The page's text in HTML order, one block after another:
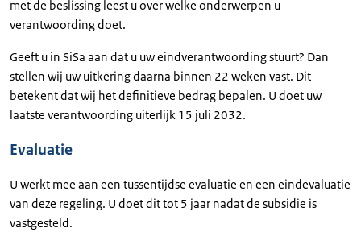
met de beslissing leest u over welke onderwerpen u
verantwoording doet.
Geeft u in SiSa aan dat u uw eindverantwoording stuurt? Dan
stellen wij uw uitkering daarna binnen 22 weken vast. Dit
betekent dat wij het definitieve bedrag bepalen. U doet uw
laatste verantwoording uiterlijk 15 juli 2032.
Evaluatie
U werkt mee aan een tussentijdse evaluatie en een eindevaluatie
van deze regeling. U doet dit tot 5 jaar nadat de subsidie is
vastgesteld.